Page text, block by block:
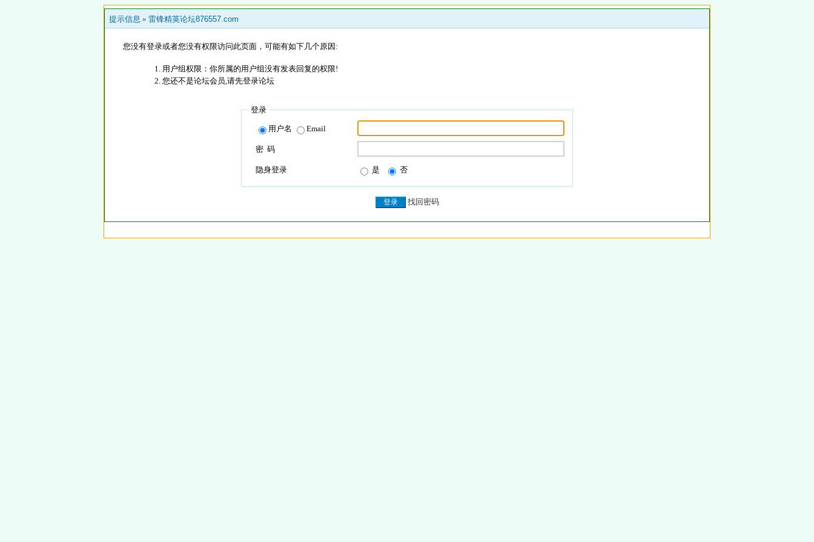
提示信息 » 雷锋精英论坛876557.com
您没有登录或者您没有权限访问此页面，可能有如下几个原因:
用户组权限：你所属的用户组没有发表回复的权限!
您还不是论坛会员,请先登录论坛
登录
用户名 Email
密 码
隐身登录 是 否
找回密码